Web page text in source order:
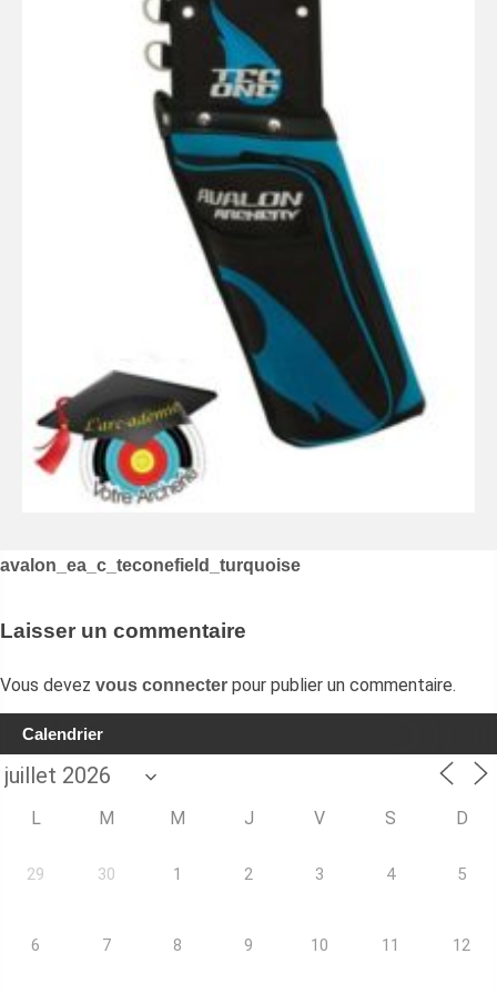
Navigation
l’article
avalon_ea_c_teconefield_turquoise
Laisser un commentaire
Vous devez vous connecter pour publier un commentaire.
Calendrier
L M M J V S D
29 30 1 2 3 4 5
6 7 8 9 10 11 12